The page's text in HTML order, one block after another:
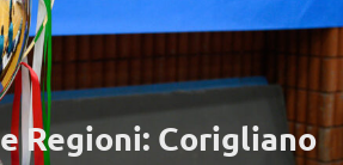
Regioni: Corigliano